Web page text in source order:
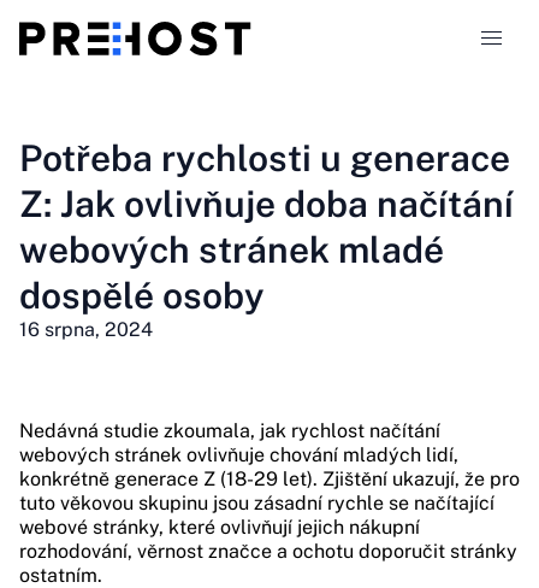
Srovnání
Blog
16 srpna, 2024
Potřeba rychlosti u generace
Z: Jak ovlivňuje doba načítání
webových stránek mladé
dospělé osoby
Nedávná studie zkoumala, jak rychlost načítání
webových stránek ovlivňuje chování mladých lidí,
konkrétně generace Z (18-29 let). Zjištění ukazují, že pro
tuto věkovou skupinu jsou zásadní rychle se načítající
webové stránky, které ovlivňují jejich nákupní
rozhodování, věrnost značce a ochotu doporučit stránky
ostatním.